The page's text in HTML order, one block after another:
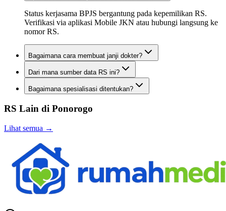
Status kerjasama BPJS bergantung pada kepemilikan RS.
Verifikasi via aplikasi Mobile JKN atau hubungi langsung ke
nomor RS.
Bagaimana cara membuat janji dokter?
Dari mana sumber data RS ini?
Bagaimana spesialisasi ditentukan?
RS Lain di Ponorogo
Lihat semua →